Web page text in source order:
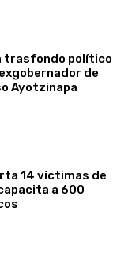
trasfondo político
de
Ayotzinapa
14 víctimas de
a 600